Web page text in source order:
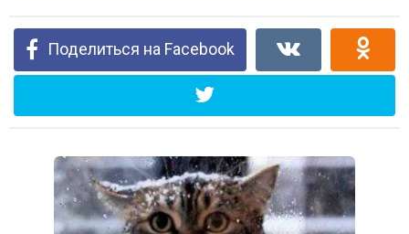
Поделиться на Facebook